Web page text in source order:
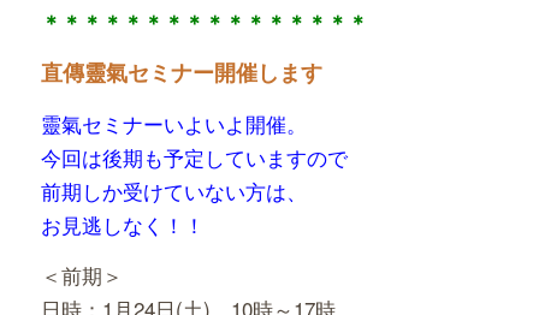
＊＊＊＊＊＊＊＊＊＊＊＊＊＊＊＊
直傳靈氣セミナー開催します
靈氣セミナーいよいよ開催。
今回は後期も予定していますので
前期しか受けていない方は、
お見逃しなく！！
＜前期＞
日時：1月24日(土) 10時～17時